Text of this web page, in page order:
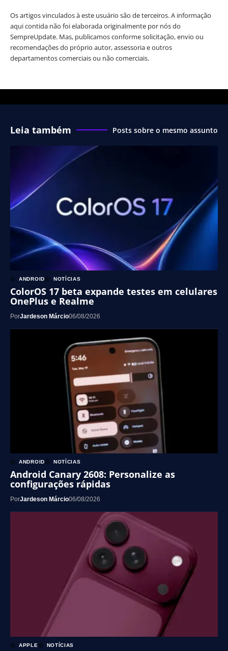
Os artigos vinculados à este usuário são de terceiros. A informação
aqui contida não foi elaborada originalmente por nós do
SempreUpdate. Mas, publicamos conforme solicitação, envio ou
recomendações do próprio autor, assessoria e outros
departamentos comerciais ou não comerciais.
Leia também Posts sobre o mesmo assunto
ANDROID NOTÍCIAS
ColorOS 17 beta expande testes em celulares
OnePlus e Realme
PorJardeson Márcio06/08/2026
ANDROID NOTÍCIAS
Android Canary 2608: Personalize as
configurações rápidas
PorJardeson Márcio06/08/2026
APPLE NOTÍCIAS